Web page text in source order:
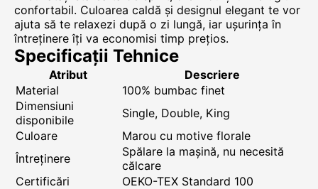
confortabil. Culoarea caldă și designul elegant te vor
ajuta să te relaxezi după o zi lungă, iar ușurința în
întreținere îți va economisi timp prețios.
Specificații Tehnice
Atribut
Descriere
Material
100% bumbac finet
Dimensiuni
disponibile
Single, Double, King
Culoare
Marou cu motive florale
Întreținere
Spălare la mașină, nu necesită
călcare
Certificări
OEKO-TEX Standard 100